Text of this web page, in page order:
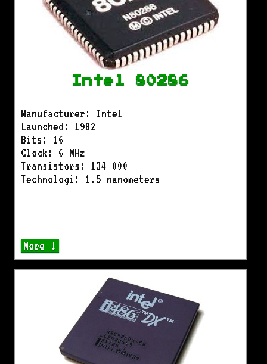
Intel 80286
Manufacturer: Intel
Launched: 1982
Bits: 16
Clock: 6 MHz
Transistors: 134 000
Technologi: 1.5 nanometers
More ↓